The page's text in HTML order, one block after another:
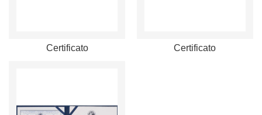
Certificato Certificato